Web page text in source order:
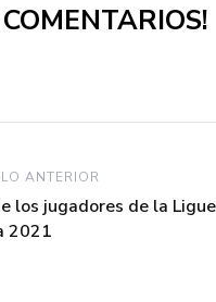
ANTERIOR
los jugadores de la
2021